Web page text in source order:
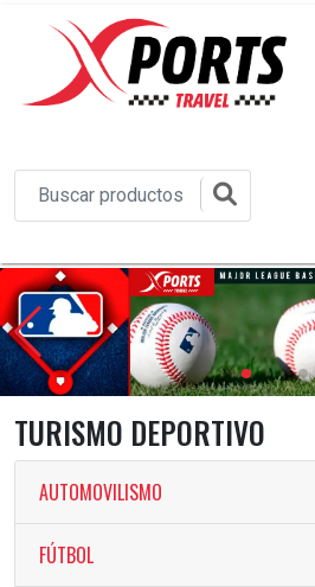
TURISMO DEPORTIVO
AUTOMOVILISMO
FÚTBOL